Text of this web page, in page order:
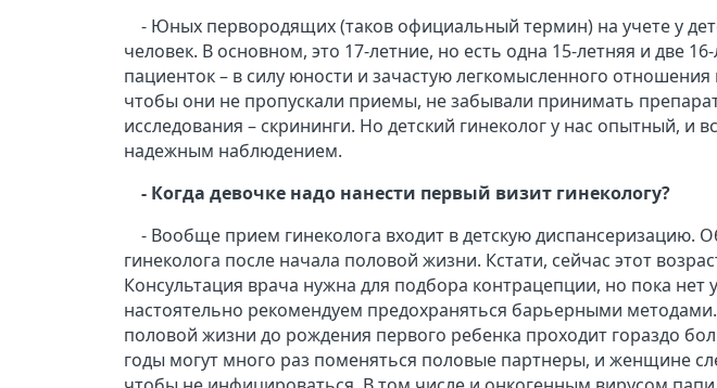
- Юных первородящих (таков официальный термин) на учете у
человек. В основном, это 17-летние, но есть одна 15-летняя и две
пациенток – в силу юности и зачастую легкомысленного
чтобы они не пропускали приемы, не забывали принимать
исследования – скрининги. Но детский гинеколог у нас опытный, и
надежным наблюдением.
- Когда девочке надо нанести первый визит гинекологу?
- Вообще прием гинеколога входит в детскую диспансеризацию.
гинеколога после начала половой жизни. Кстати, сейчас этот
Консультация врача нужна для подбора контрацепции, но пока
настоятельно рекомендуем предохраняться барьерными
половой жизни до рождения первого ребенка проходит гораздо
годы могут много раз поменяться половые партнеры, и женщине